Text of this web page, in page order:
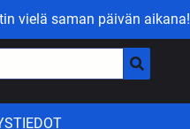
vielä saman päivän aikana!